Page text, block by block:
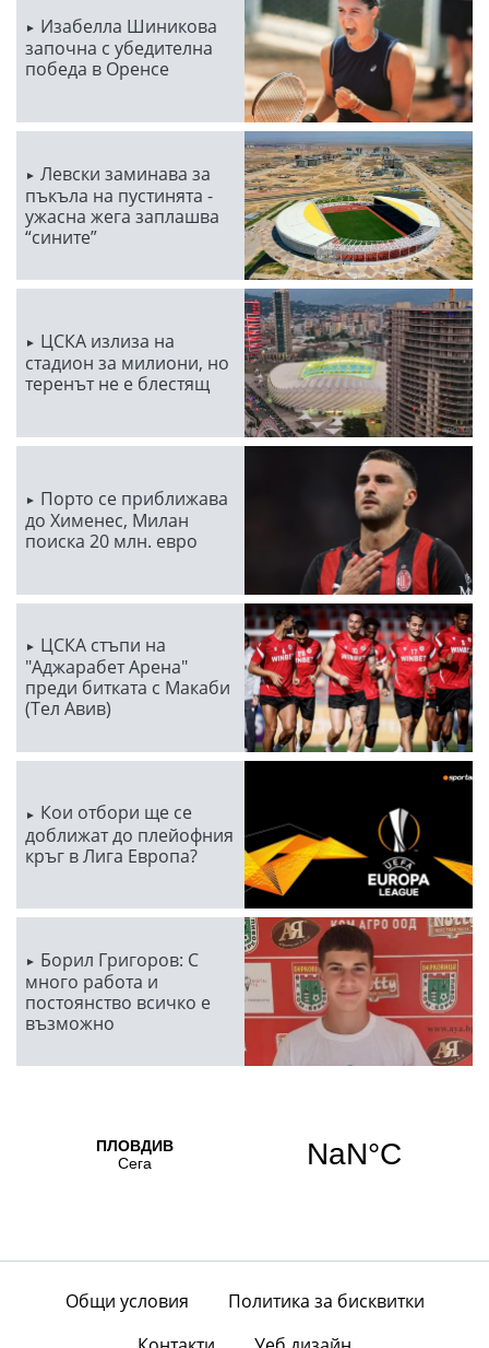
Изабелла Шиникова
започна с убедителна
победа в Оренсе
Левски заминава за
пъкъла на пустинята -
ужасна жега заплашва
“сините”
ЦСКА излиза на
стадион за милиони, но
теренът не е блестящ
Порто се приближава
до Хименес, Милан
поиска 20 млн. евро
ЦСКА стъпи на
"Аджарабет Арена"
преди битката с Макаби
(Тел Авив)
Кои отбори ще се
доближат до плейофния
кръг в Лига Европа?
Борил Григоров: С
много работа и
постоянство всичко е
възможно
Общи условия
Политика за бисквитки